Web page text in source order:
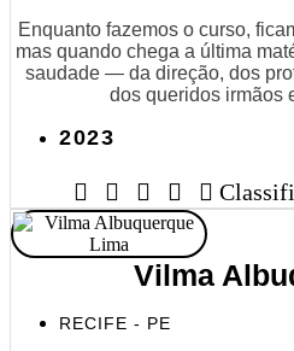
Enquanto fazemos o curso,
mas quando chega a última
saudade — da direção, dos
dos queridos irmãos
2023
    
Vilma
RECIFE - PE